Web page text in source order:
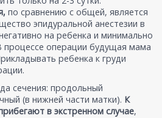
по сравнению с общей, является
эпидуральной анестезии в
на ребенка и минимально
процессе операции будущая мама
ребенка к груди
сечения: продольный
(в нижней части матки). К
в экстренном случае,